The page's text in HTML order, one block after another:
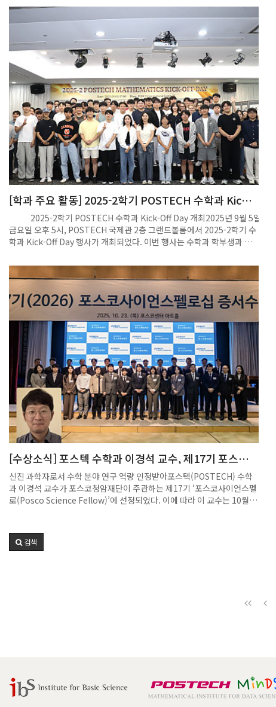
(https://www.kyongbuk.co.kr)아시아리더십콘퍼런스(ALC)는 세계
각국의 정치, 경제, 과학, 문화 분야의 리더들이 한자리에 모여 글로벌 이
슈를 논의하는 대한민국 최대 규모의 국제 포럼입니다. 이러한 국제적 위
상을 바탕으로, ALC는 2025년 처음으로 Global Student Startup
Competition(GSSC)을 개최하여, 미래 세대인 대학생 창업가들을 위한
글로벌 무대를 열었습니다. GSSC는 ‘사람 중심의 인공지능(Human-
Centered AI)’을 주제로, 전 세계에서 선발된 60명의 대학생들이 서울에
모여 혁신적인 아이디어를 발표하고, 글로벌 리더들과 교류하며 창업 역
량을 키우는 국제 창업 경진대회입니다. 참가자들은 약 3개월간의 멘토링
과정을 거쳐 사업계획서 작성, 프로토타입 개발, 발표 역량을 강화한 뒤,
서울에서 열리는 부트캠프와 예선 라운드를 통해 결선에 진출하게 되며,
참가자 전원은 전 세계 청년 리더들과의 네트워킹과 문화 교류를 통해 글
로벌 인사이트를 넓힐 수 있는 기회를 얻게 됩니다. GSSC는 단순한 창업
대회를 넘어, 인류의 미래를 이끌 글로벌 리더십을 실제로 체험하고 성장
시킬 수 있는 뜻깊은 행사입니다.- 포스텍 수학과 최선우 학생 공식 홈페이
인간의 창조성을 위협하는가, 아니면 확장하는가?이 도발적인 질문에 답
을 찾기 위한 미래 예술의 실험장이 포스텍(포항공과대학교)에 마련됐다.
포스텍은 7일부터 14일까지 포항 체인지업그라운드에서 ‘2025 Pohang
AI & Art Week’를 개최한다.‘AI x ART = ∞(무한대)’를 주제로 한 이번
행사는 청소년 인공지능예술 주간이라는 부제를 달고, 기술과 예술의 창
의적 융합이 빚어내는 무한한 가능성을 시민과 함께 탐색한다.행사 기간
동안 관람객은 AI가 만들어낸 예술 작품을 감상하고, AI 기반 창작자들과
예술가들의 강연과 퍼포먼스를 통해 기술과 감성이 융합되는 현장을 직접
경험할 수 있다. 또한 악기 체험, AI 음악회, 미디어 퍼포먼스 등 다채로운
프로그램이 마련돼 인공지능과 예술의 경계를 몸소 체감할 수 있는 장이
펼쳐진다.전시는 상시 운영되며, 주요 프로그램으로는 △7일 강연 및 영
화 상영 △13일 강연·AI 음악회·악기 체험 △14일 강연과 미디어 퍼포먼
스가 있다. 강연은 사전 등록이 필요하며, 전시는 별도의 등록 없이 누구나
자유롭게 관람할 수 있다.이번 행사에는 우정아 포스텍 교수를 비롯해 미
술가 노상호, 소설가 정보라, 작곡가 김명옥, 예술감독 이병희, 가야금 연
주자 송영숙 등 각 분야에서 활동 중인 예술가들이 참여한다. 특히 AI 기술
을 창작 도구로 사용하는 예술가들이 자신만의 작업 세계와 철학을 공유하
는 포스텍 수리데이터과학연구소(MINDS) 주관, 포스텍 인문사회학부와
포항문화재단 <예술기술융합 실험실> 공동 기획으로, 포항시 교육특구
사업의 지원을 받아 운영된다.자세한 일정은 행사 홈페이지에서 확인할
하면 된다.출처 : 경북일보(https://www.kyongbuk.co.kr)
[학과 주요 활동] 2025-2학기 POSTECH 수학과 Kick-
Off Day 개최
2025-2학기 POSTECH 수학과 Kick-Off Day 개최2025년 9월 5일
금요일 오후 5시, POSTECH 국제관 2층 그랜드볼룸에서 2025-2학기 수
학과 Kick-Off Day 행사가 개최되었다. 이번 행사는 수학과 학부생과 대
약 90여 명이 참석한 가운데 진행되었다. 행사의 진행은 수학과 주임교수
인 정재훈 교수가 맡았다. 정 교수의 개회 인사로 시작된 본 행사는 수학과
교수 및 직원 소개, 2025-2학기 신입생 소개로 이어졌다. 특히 신입 학부
생과 대학원생을 한 명씩 소개하며, 학생 개개인의 이름이 새겨진 전통 도
장을 선물로 전달하는 뜻깊은 시간이 마련되었다. 도장을 받은 신입생들
은 간단한 각오를 한마디씩 전하며 새로운 출발에 대한 기대와 포부를 공
유했다.이후에는 2025년 상반기 수학과의 주요 성과 및 주요 행사를 되돌
아보는 발표가 이어졌고, PMI, MINDS, CRT, CM2LA 등 학과 내 연구소
및 연구센터에 대한 간단한 소개가 진행되었다. 우수 교육조교상과
Graduate Research Fellowship 수상자들을 축하하는 시상식 후에는,
수학과 및 IBS 구성원이 함께한 기념 촬영과 경품 추첨으로 현장의 분위기
를 더욱 따뜻하게 만들었다.행사의 마지막에는 특별한 이벤트도 마련되었
다. 수학과 학부생 회장이 최근 유행하는 인공지능 기술인 ChatGPT를 활
용해, 교수님의 사진을 지브리 영화의 그림체로 재구성한 이미지를 선보
였다. 이를 바탕으로 ‘어떤 교수님인지 맞혀보는 퀴즈’가 진행되었고, 참석
자들의 큰 웃음과 호응을 이끌어냈다.오후 6시부터는 만찬이 이어졌으며,
참석자들은 자유롭게 교류하며 구성원 간의 친밀감을 높이는 시간을 가졌
힘차게 맞이하고, 앞으로의 도약을 다짐하는 소중한 자리였
다.2025.09.05.
[수상소식] 포스텍 수학과 이경석 교수, 제17기 포스코
사이언스펠로 선정
신진 과학자로서 수학 분야 연구 역량 인정받아포스텍(POSTECH) 수학
과 이경석 교수가 포스코청암재단이 주관하는 제17기 ‘포스코사이언스펠
로(Posco Science Fellow)’에 선정되었다. 이에 따라 이 교수는 10월
갈 우수한 신진 과학자들을 발굴하고 연구를 지원하는 포스코청암재단의
대표 프로그램이다. 2009년 처음 시작된 이후 현재까지 총 543명의 신진
치열한 심사를 거쳐 30명의 연구자가 최종 펠로로 선정되었으며, 선발된
이자 포스코사이언스펠로 선배인 박문정 포스텍 교수가 영상 메시지를 통
해 후배 연구자들을 응원했다. 박 교수는 “포스코사이언스펠로로서 자부
검색